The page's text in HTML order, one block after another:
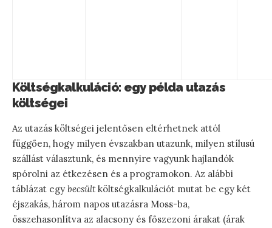
Költségkalkuláció: egy példa utazás
költségei
Az utazás költségei jelentősen eltérhetnek attól
függően, hogy milyen évszakban utazunk, milyen stílusú
szállást választunk, és mennyire vagyunk hajlandók
spórolni az étkezésen és a programokon. Az alábbi
táblázat egy becsültköltségkalkulációt mutat be egy két
éjszakás, három napos utazásra Moss-ba,
összehasonlítva az alacsony és főszezoni árakat (árak